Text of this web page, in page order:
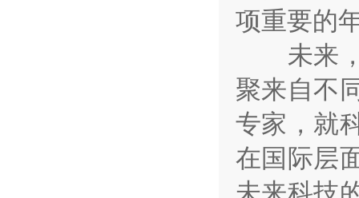
项重要的
未来，
聚来自不
专家，就
在国际层